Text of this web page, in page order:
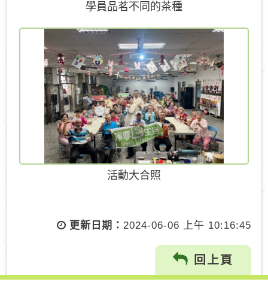
學員品茗不同的茶種
活動大合照
更新日期： 2024-06-06 上午 10:16:45
回上頁